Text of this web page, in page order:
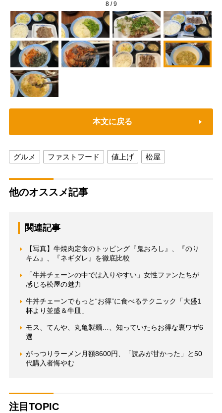
8/9
本文に戻る
グルメ ファストフード 値上げ 松屋
他のオススメ記事
関連記事
【写真】牛焼肉定食のトッピング『鬼おろし』、『のり
キム』、『ネギダレ』を徹底比較
「牛丼チェーンの中では入りやすい」女性ファンたちが
感じる松屋の魅力
牛丼チェーンでもっと“お得”に食べるテクニック「大盛1
杯より並盛＆牛皿」
モス、てんや、丸亀製麺…、知っていたらお得な裏ワザ6
選
がっつりラーメン月額8600円、「読みが甘かった」と50
代購入者悔やむ
注目TOPIC